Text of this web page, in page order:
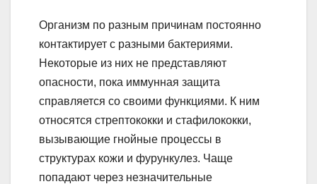
Организм по разным причинам постоянно
контактирует с разными бактериями.
Некоторые из них не представляют
опасности, пока иммунная защита
справляется со своими функциями. К ним
относятся стрептококки и стафилококки,
вызывающие гнойные процессы в
структурах кожи и фурункулез. Чаще
попадают через незначительные